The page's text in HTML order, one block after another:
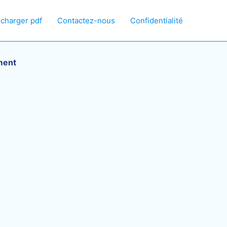
pdf Contactez-nous Confidentialité